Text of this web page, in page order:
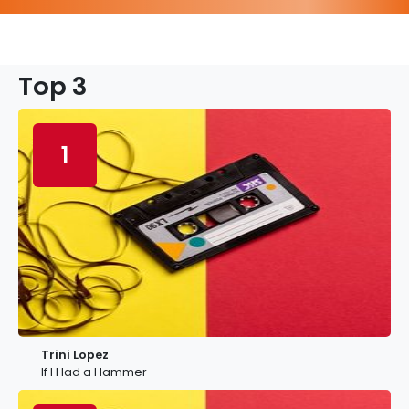
Top 3
1
Trini Lopez
If I Had a Hammer